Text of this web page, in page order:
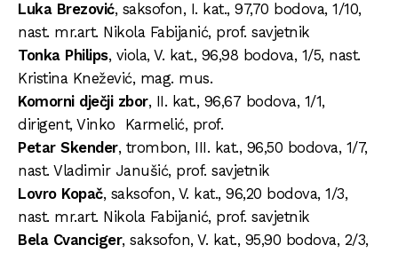
Luka Brezović, saksofon, I. kat., 97,70 bodova, 1/10,
nast. mr.art. Nikola Fabijanić, prof. savjetnik
Tonka Philips, viola, V. kat., 96,98 bodova, 1/5, nast.
Kristina Knežević, mag. mus.
Komorni dječji zbor, II. kat., 96,67 bodova, 1/1,
dirigent, Vinko Karmelić, prof.
Petar Skender, trombon, III. kat., 96,50 bodova, 1/7,
nast. Vladimir Janušić, prof. savjetnik
Lovro Kopač, saksofon, V. kat., 96,20 bodova, 1/3,
nast. mr.art. Nikola Fabijanić, prof. savjetnik
Bela Cvanciger, saksofon, V. kat., 95,90 bodova, 2/3,